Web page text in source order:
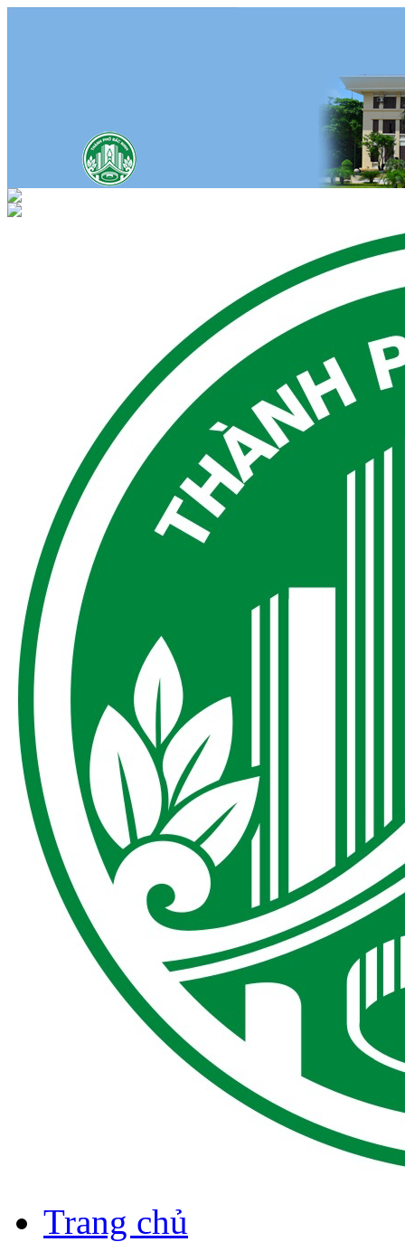
Trang chủ